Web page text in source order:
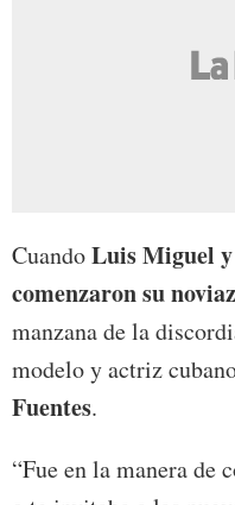
CuandoLuis Miguel
comenzaron su
manzana de la
modelo y actriz
Fuentes.
“Fue en la manera de